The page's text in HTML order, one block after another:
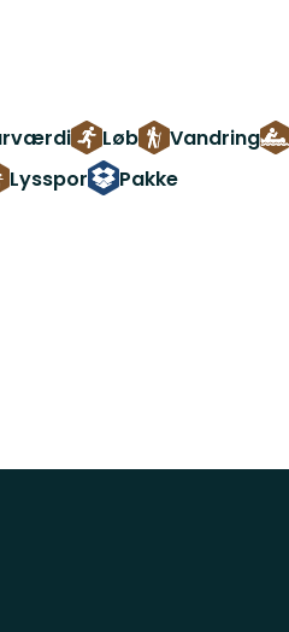
Løb Vandring
Lysspor
Pakke